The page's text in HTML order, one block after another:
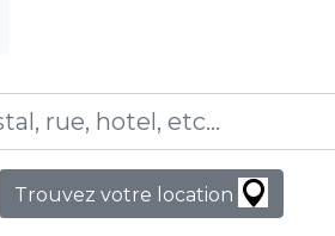
Trouvez votre location